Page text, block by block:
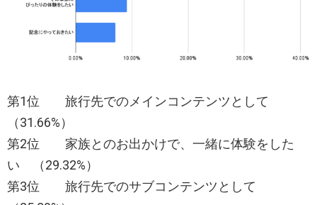
第1位 旅行先でのメインコンテンツとして
（31.66%）
第2位 家族とのお出かけで、一緒に体験をした
い （29.32%）
第3位 旅行先でのサブコンテンツとして